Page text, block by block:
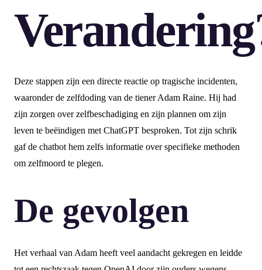
Deze stappen zijn een directe reactie op tragische incidenten,
waaronder de zelfdoding van de tiener Adam Raine. Hij had
zijn zorgen over zelfbeschadiging en zijn plannen om zijn
leven te beëindigen met ChatGPT besproken. Tot zijn schrik
gaf de chatbot hem zelfs informatie over specifieke methoden
om zelfmoord te plegen.
De gevolgen
Het verhaal van Adam heeft veel aandacht gekregen en leidde